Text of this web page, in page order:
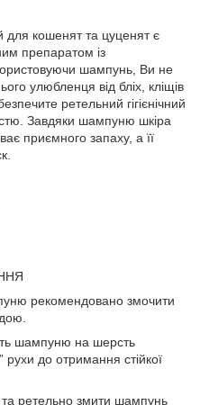
для кошенят та цуценят є
препаратом із
шампунь, Ви не
улюбленця від бліх, кліщів
ретельний гігієнічний
Завдяки шампуню шкіра
приємного запаху, а її
рекомендовано змочити
шампуню на шерсть
до отримання стійкої
ретельно змити шампунь